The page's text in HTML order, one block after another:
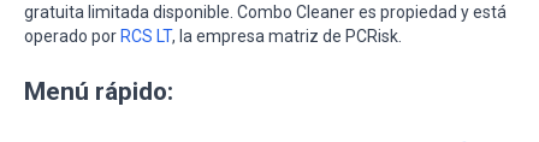
gratuita limitada disponible. Combo Cleaner es propiedad y está
operado por RCS LT, la empresa matriz de PCRisk.
Menú rápido: